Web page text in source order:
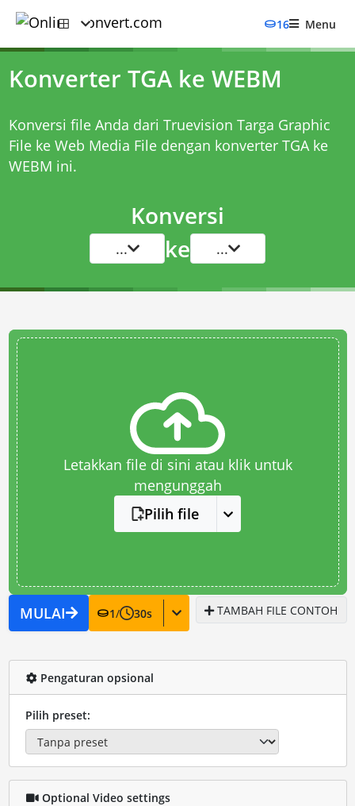
16 Menu
Konverter TGA ke WEBM
Konversi file Anda dari Truevision Targa Graphic
File ke Web Media File dengan konverter TGA ke
WEBM ini.
Konversi
... ke ...
Letakkan file di sini atau klik untuk
mengunggah
Pilih file
MULAI 1/ 30s TAMBAH FILE CONTOH
Pengaturan opsional
Pilih preset:
Optional Video settings